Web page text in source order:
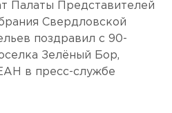
Палаты Представителей
Свердловской
поздравил с 90-
Зелёный Бор,
в пресс-службе